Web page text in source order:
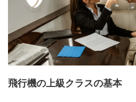
飛行機の上級クラスの基本